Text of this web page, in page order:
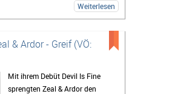
Weiterlesen
& Ardor - Greif (VÖ:
Mit ihrem Debüt Devil Is Fine
sprengten Zeal & Ardor den